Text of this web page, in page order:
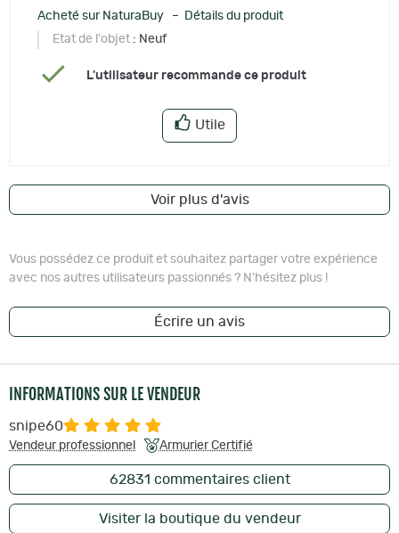
Acheté sur NaturaBuy – Détails du produit
Etat de l'objet : Neuf
L'utilisateur recommande ce produit
Utile
Voir plus d'avis
Vous possédez ce produit et souhaitez partager votre expérience
avec nos autres utilisateurs passionnés ? N'hésitez plus !
Écrire un avis
INFORMATIONS SUR LE VENDEUR
snipe60
Vendeur professionnel Armurier Certifié
62831 commentaires client
Visiter la boutique du vendeur